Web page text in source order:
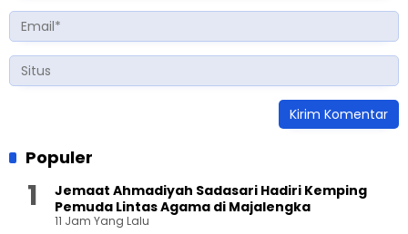
Populer
Jemaat Ahmadiyah Sadasari Hadiri Kemping
Pemuda Lintas Agama di Majalengka
11 Jam Yang Lalu